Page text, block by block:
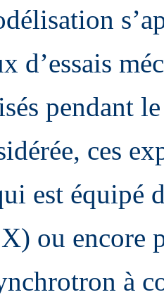
d’essais
pendant
ces
est équipé
ou encore
à